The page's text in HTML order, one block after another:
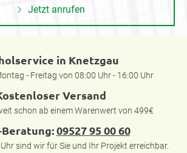
Jetzt anrufen
in Knetzgau
- Freitag von 08:00 Uhr - 16:00 Uhr
Versand
schon ab einem Warenwert von 499€
09527 95 00 60
sind wir für Sie und Ihr Projekt erreichbar.